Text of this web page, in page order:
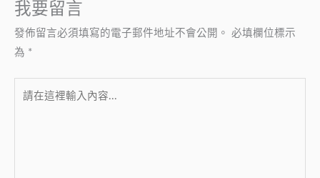
我要留言
發佈留言必須填寫的電子郵件地址不會公開。 必填欄位標示
為 *